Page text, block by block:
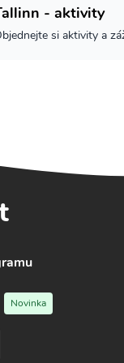
- aktivity
si aktivity a
Novinka